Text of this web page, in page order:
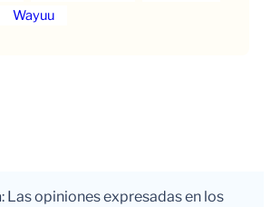
Wayuu
: Las opiniones expresadas en los